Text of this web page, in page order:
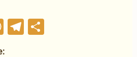
WhatsApp
Telegram